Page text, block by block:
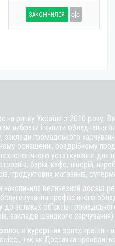
ЗАКОНЧИЛСЯ
на ринку України з 2010 року.
вибрати і купити обладнання
, заклади громадського
оснащенні, роздрібному
устаткування для
барів, кафе, піцерій,
продуктових магазинів,
величезний досвід
професійного
великих об'єктів
закладів швидкого харчування)
в курортних зонах країни -
так як Доставка